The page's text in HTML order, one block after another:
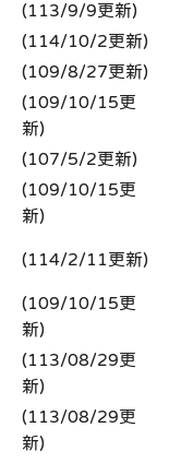
(113/9/9更新)
(114/10/2更新)
(109/8/27更新)
(109/10/15更
新)
(107/5/2更新)
(109/10/15更
新)
(114/2/11更新)
(109/10/15更
新)
(113/08/29更
新)
(113/08/29更
新)